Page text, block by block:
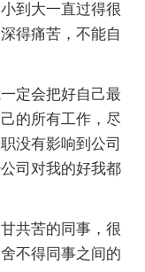
到大一直过得很
得痛苦，不能自
定会把好自己最
的所有工作，尽
没有影响到公司
司对我的好我都
共苦的同事，很
不得同事之间的